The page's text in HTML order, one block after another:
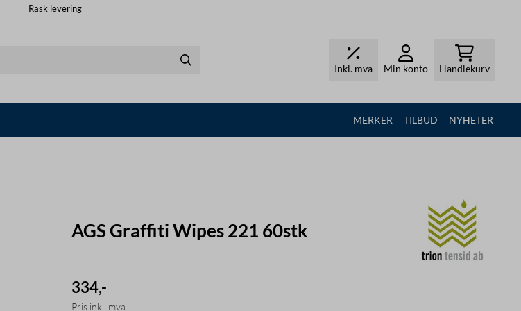
Rask levering
Inkl. mva Min konto Handlekurv
MERKER TILBUD NYHETER
AGS Graffiti Wipes 221 60stk
334,-
Pris inkl. mva